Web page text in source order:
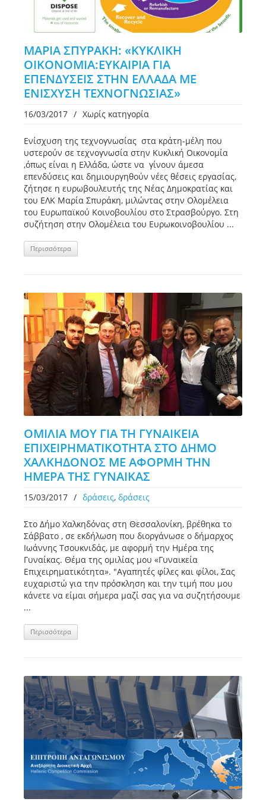
ΜΑΡΙΑ ΣΠΥΡΑΚΗ: «ΚΥΚΛΙΚΗ
ΟΙΚΟΝΟΜΙΑ:ΕΥΚΑΙΡΙΑ ΓΙΑ
ΕΠΕΝΔΥΣΕΙΣ ΣΤΗΝ ΕΛΛΑΔΑ ΜΕ
ΕΝΙΣΧΥΣΗ ΤΕΧΝΟΓΝΩΣΙΑΣ»
16/03/2017 / Χωρίς κατηγορία
Ενίσχυση της τεχνογνωσίας στα κράτη-μέλη που
υστερούν σε τεχνογνωσία στην Κυκλική Οικονομία
,όπως είναι η Ελλάδα, ώστε να γίνουν άμεσα
επενδύσεις και δημιουργηθούν νέες θέσεις εργασίας,
ζήτησε η ευρωβουλευτής της Νέας Δημοκρατίας και
του ΕΛΚ Μαρία Σπυράκη, μιλώντας στην Ολομέλεια
του Ευρωπαϊκού Κοινοβουλίου στο Στρασβούργο. Στη
συζήτηση στην Ολομέλεια του Ευρωκοινοβουλίου ...
Περισσότερα
OMIΛΙΑ ΜΟΥ ΓΙΑ ΤΗ ΓΥΝΑΙΚΕΙΑ
ΕΠΙΧΕΙΡΗΜΑΤΙΚΟΤΗΤΑ ΣΤΟ ΔΗΜΟ
ΧΑΛΚΗΔΟΝΟΣ ΜΕ ΑΦΟΡΜΗ ΤΗΝ
ΗΜΕΡΑ ΤΗΣ ΓΥΝΑΙΚΑΣ
15/03/2017 / δράσεις, δράσεις
Στο Δήμο Χαλκηδόνας στη Θεσσαλονίκη, βρέθηκα το
Σάββατο , σε εκδήλωση που διοργάνωσε ο δήμαρχος
Ιωάννης Τσουκνιδάς, με αφορμή την Ημέρα της
Γυναίκας. Θέμα της ομιλίας μου «Γυναικεία
Επιχειρηματικότητα». "Αγαπητές φίλες και φίλοι, Σας
ευχαριστώ για την πρόσκληση και την τιμή που μου
κάνετε να είμαι σήμερα μαζί σας για να συζητήσουμε
...
Περισσότερα